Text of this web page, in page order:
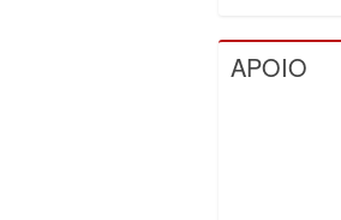
APOIO